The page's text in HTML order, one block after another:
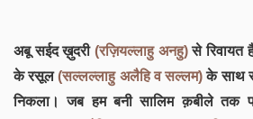
अबू सईद ख़ुदरी(रज़ियल्लाहु अनहु)से रिवायत
के रसूल(सल्लल्लाहु अलैहि व सल्लम)के साथ
निकला। जब हम बनी सालिम क़बीले तक